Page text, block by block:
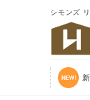
シモンズ